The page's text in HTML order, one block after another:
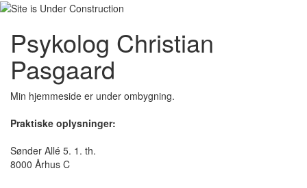
Psykolog Christian
Pasgaard
Min hjemmeside er under ombygning.
Praktiske oplysninger:
Sønder Allé 5. 1. th.
8000 Århus C